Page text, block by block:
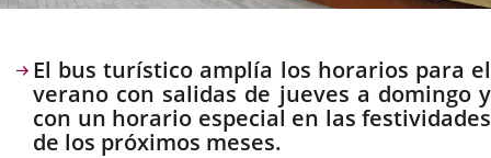
Descripción
El bus turístico amplía los horarios para el
verano con salidas de jueves a domingo y
con un horario especial en las festividades
de los próximos meses.